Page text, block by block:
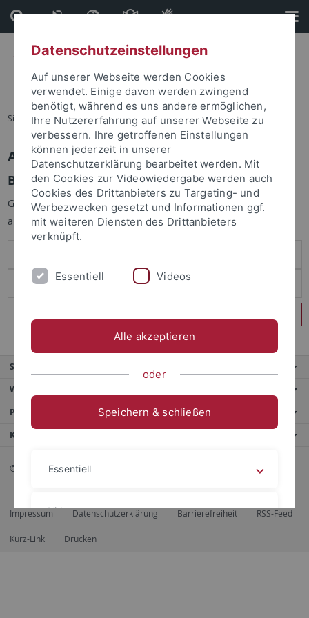
Direkt
zum
Inhalt
Direkt
zur
Fußleiste
Sie sind hier: Startseite
Anmelden
Benutzeranmeldung
Geben Sie Ihren Benutzernamen und Ihr Passwort an um sich
anzumelden:
Service
Weitere Angebote
Portale
Kontaktinfo
© 2026 Eberhard Karls Universität Tübingen, Tübingen
Impressum Datenschutzerklärung Barrierefreiheit RSS-Feed
Kurz-Link Drucken
Datenschutzeinstellungen
Auf unserer Webseite werden Cookies
verwendet. Einige davon werden zwingend
benötigt, während es uns andere ermöglichen,
Ihre Nutzererfahrung auf unserer Webseite zu
verbessern. Ihre getroffenen Einstellungen
können jederzeit in unserer
Datenschutzerklärung bearbeitet werden. Mit
den Cookies zur Videowiedergabe werden auch
Cookies des Drittanbieters zu Targeting- und
Werbezwecken gesetzt und Informationen ggf.
mit weiteren Diensten des Drittanbieters
verknüpft.
Essentiell Videos
Alle akzeptieren
oder
Speichern & schließen
Essentiell
Videos